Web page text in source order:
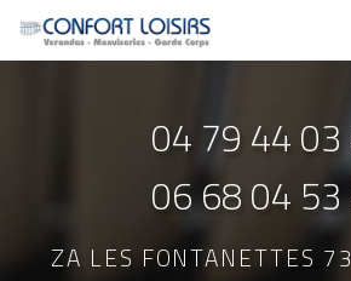
04 79 44
06 68 04 53
ZA LES FONTANETTES